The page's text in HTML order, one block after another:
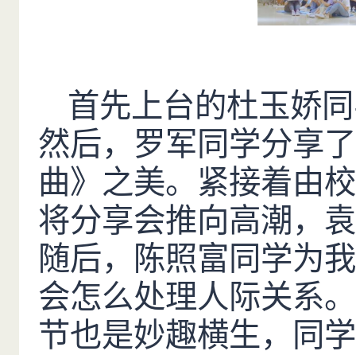
首先上台的杜玉娇
然后，罗军同学分享
曲》之美。紧接着由
将分享会推向高潮，
随后，陈照富同学为
会怎么处理人际关系
节也是妙趣横生，同